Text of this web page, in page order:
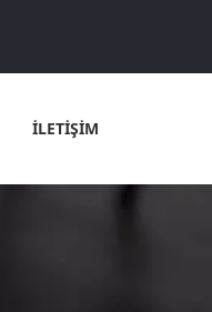
İLETİŞİM